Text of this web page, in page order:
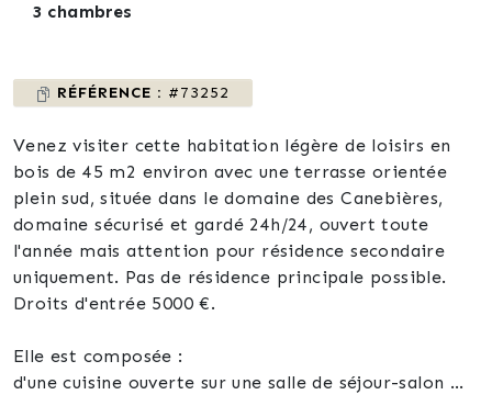
3 chambres
RÉFÉRENCE : #73252
Venez visiter cette habitation légère de loisirs en
bois de 45 m2 environ avec une terrasse orientée
plein sud, située dans le domaine des Canebières,
domaine sécurisé et gardé 24h/24, ouvert toute
l'année mais attention pour résidence secondaire
uniquement. Pas de résidence principale possible.
Droits d'entrée 5000 €.
Elle est composée :
d'une cuisine ouverte sur une salle de séjour-salon